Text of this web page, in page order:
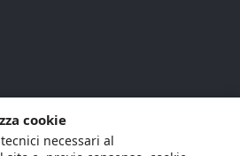
Tutti i diritti riservati.
Società di
cookie
necessari al